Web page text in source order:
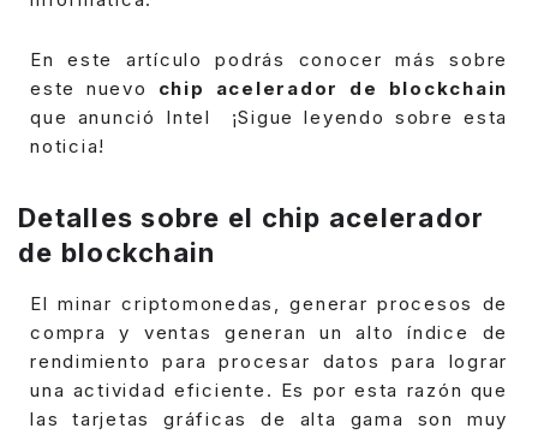
En este artículo podrás conocer más sobre
este nuevo chip acelerador de blockchain
que anunció Intel ¡Sigue leyendo sobre esta
noticia!
Detalles sobre el chip acelerador
de blockchain
El minar criptomonedas, generar procesos de
compra y ventas generan un alto índice de
rendimiento para procesar datos para lograr
una actividad eficiente. Es por esta razón que
las tarjetas gráficas de alta gama son muy